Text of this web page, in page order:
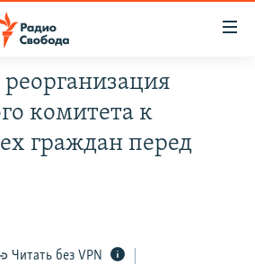
комитета к
граждан перед
Читать без VPN